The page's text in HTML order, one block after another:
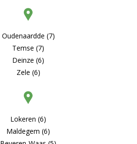
Oudenaardde (7)
Temse (7)
Deinze (6)
Zele (6)
Lokeren (6)
Maldegem (6)